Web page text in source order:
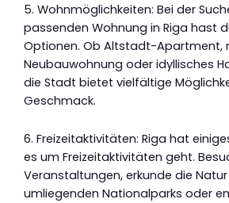
5. Wohnmöglichkeiten: Bei der
passenden Wohnung in Riga hast
Optionen. Ob Altstadt-Apartment,
Neubauwohnung oder idyllisches
die Stadt bietet vielfältige
Geschmack.
6. Freizeitaktivitäten: Riga hat
es um Freizeitaktivitäten geht.
Veranstaltungen, erkunde die
umliegenden Nationalparks oder